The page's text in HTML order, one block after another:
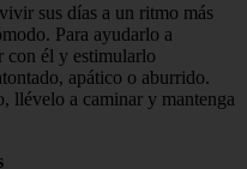
sus días a un ritmo más
Para ayudarlo a
con él y estimularlo
apático o aburrido.
llévelo a caminar y mantenga